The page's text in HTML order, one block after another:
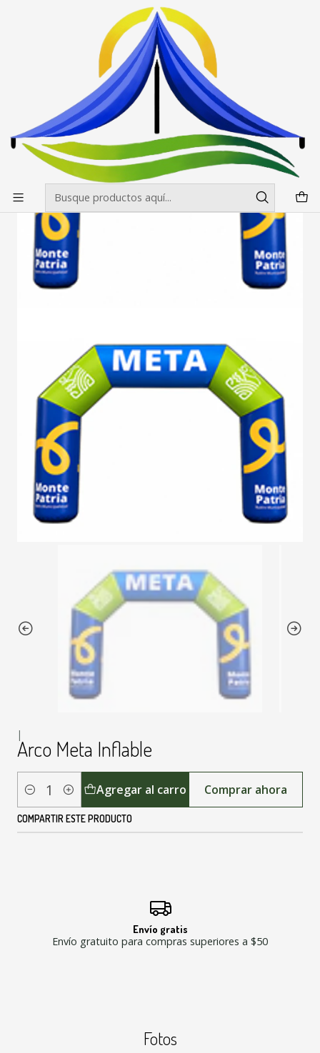
Envíos gratis desde $500.000 en Santiago
Arco Meta Inflable
|
Arco Meta Inflable
Cantidad Agregar al carro Comprar ahora
COMPARTIR ESTE PRODUCTO
Envío gratis
Envío gratuito para compras superiores a $50
Fotos